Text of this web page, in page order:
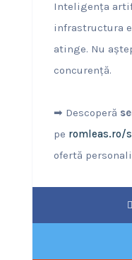
Inteligența
infrastructura
atinge. Nu
concurență.
➡ Descoperă
pe romleas.ro/
ofertă